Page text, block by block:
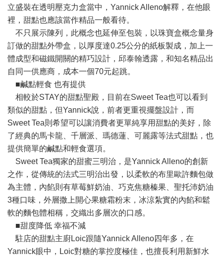
立盛裝在透明壓克力盒當中，Yannick Alleno解釋，在他眼
裡，甜點也應該當作精品一般看待。
不只展示陳列，此概念也延伸至包裝，以珠寶盒概念量身
訂做的甜點外帶盒，以厚度達0.25公分的紙板製成，加上一
體成型和磁鐵開關的精巧設計，邱泰翰透露，和知名精品出
自同一供應商，成本一個70元起跳。
■鹹點輕食 也有提供
相較於STAY的甜點聖殿，目前在Sweet Tea也可以看到
類似的甜點，但Yannick說，前者更重視擺盤設計，而
Sweet Tea則希望可以讓消費者更單純享用甜點的美好，除
了經典的馬卡龍、千層派、瑪德蓮、可麗露等法式甜點，也
提供簡單的鹹點和輕食選項。
Sweet Tea獨家的甜蜜三明治，是Yannick Alleno的創新
之作，從傳統的法式三明治出發，以柔軟的布里歐許麵包做
為主體，內餡則有草莓鮮奶油、巧克焦糖榛果、聖托沛奶油
3種口味，外層撒上開心果糖霜粉末，冰涼紮實的內餡和鬆
軟的麵包體相稱，交織出多層次的口感。
■甜度降低 幸福不減
駐店的甜點主廚Loic跟隨Yannick Alleno四年多，在
Yannick眼中，Loic對糖的掌控度極佳，也擅長利用新鮮水